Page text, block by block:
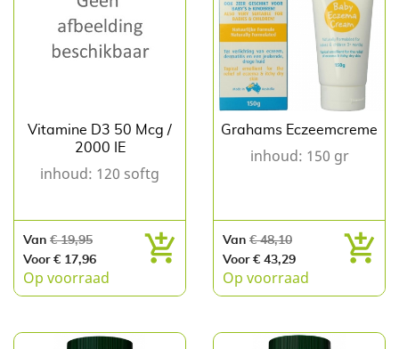
Vitamine D3 50 Mcg /
2000 IE
inhoud: 120 softg
Normale
prijs
Van € 19,95Prijs
Voor € 17,96
Op voorraad
Grahams Eczeemcreme
inhoud: 150 gr
Normale
prijs
Van € 48,10Prijs
Voor € 43,29
Op voorraad